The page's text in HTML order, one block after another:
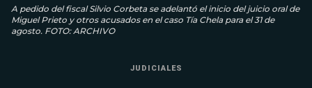
A pedido del fiscal Silvio Corbeta se adelantó el inicio del juicio oral de
Miguel Prieto y otros acusados en el caso Tía Chela para el 31 de
agosto. FOTO: ARCHIVO
JUDICIALES